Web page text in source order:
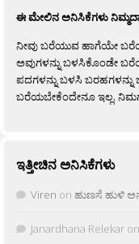
ಈ ಮೇಲಿನ ಅನಿಸಿಕೆಗಳು
ನೀವು ಬರೆಯುವ ಹಾಗೆಯೇ
ಅವುಗಳನ್ನು ಬಳಸಿಕೊಂಡೇ
ಪದಗಳನ್ನು ಬಳಸಿ
ಬರೆಯಬೇಕೆಂದೇನೂ ಇಲ್ಲ.
ಇತ್ತೀಚಿನ ಅನಿಸಿಕೆಗಳು
Viren on ಹುಣಸೆ ಹುಳಿ
Janardhana Relekar on